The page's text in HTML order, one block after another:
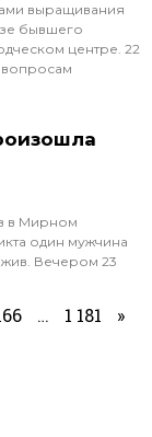
выращивания
бывшего
центре. 22
вопросам
в Мирном
один мужчина
Вечером 23
… 1 181 »